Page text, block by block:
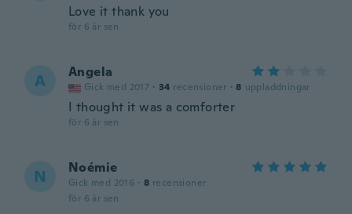
Love it thank you
för 6 år sen
A Angela
Gick med 2017 · 34 recensioner · 8 uppladdningar
I thought it was a comforter
för 6 år sen
N Noémie
Gick med 2016 · 8 recensioner
för 6 år sen